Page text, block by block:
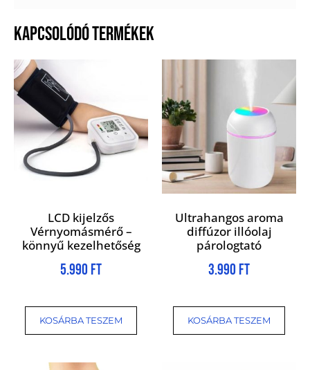
KAPCSOLÓDÓ TERMÉKEK
LCD kijelzős
Vérnyomásmérő –
könnyű kezelhetőség
5.990 Ft
KOSÁRBA TESZEM
Ultrahangos aroma
diffúzor illóolaj
párologtató
3.990 Ft
KOSÁRBA TESZEM